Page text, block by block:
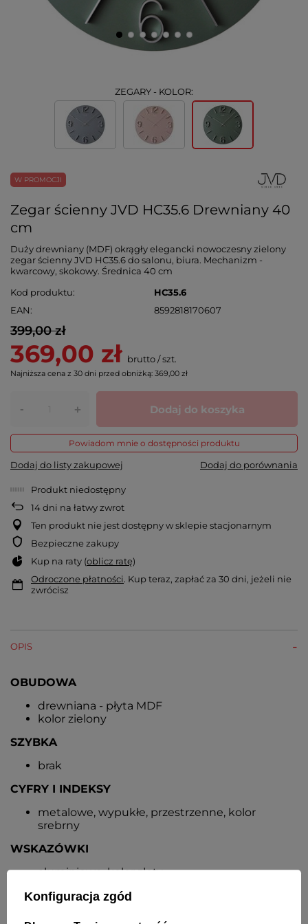
ZEGARY - KOLOR:
W PROMOCJI
Zegar ścienny JVD HC35.6 Drewniany 40
cm
Duży drewniany (MDF) okrągły elegancki nowoczesny zielony
zegar ścienny JVD HC35.6 do salonu, biura. Mechanizm -
kwarcowy, skokowy. Średnica 40 cm
Kod produktu
HC35.6
EAN
8592818170607
399,00 zł
369,00 zł brutto/szt.
Najniższa cena z 30 dni przed obniżką: 369,00 zł
- + Dodaj do koszyka
Powiadom mnie o dostępności produktu
Dodaj do listy zakupowej Dodaj do porównania
Produkt niedostępny
14dni na łatwy zwrot
Ten produkt nie jest dostępny w sklepie stacjonarnym
Bezpieczne zakupy
Kup na raty (oblicz ratę)
Odroczone płatności. Kup teraz, zapłać za 30 dni, jeżeli nie
zwrócisz
OPIS
OBUDOWA
drewniana - płyta MDF
kolor zielony
SZYBKA
brak
CYFRY I INDEKSY
metalowe, wypukłe, przestrzenne, kolor
srebrny
WSKAZÓWKI
aluminiowe, kolor złoty
FORMAT WYŚWIETLANIA GODZINY
12-godzinny
Konfiguracja zgód